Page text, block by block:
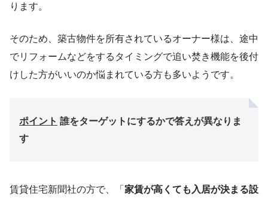
ります。
そのため、築古物件を所有されているオーナー様は、途中
でリフォームなどをするタイミングで追い焚き機能を後付
けした方がいいのか悩まれている方も多いようです。
ポイント 誰をターゲットにするかで答えが異なりま
す
賃貸住宅新聞社の方で、「 家賃が高くても入居が決まる設